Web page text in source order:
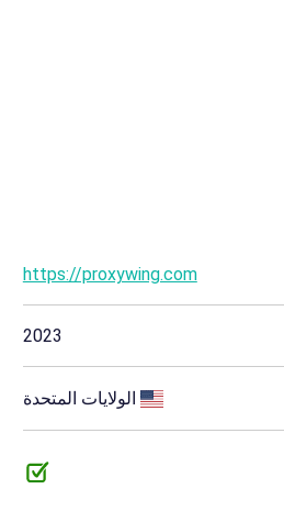
https://proxywing.com
2023
الولايات المتحدة